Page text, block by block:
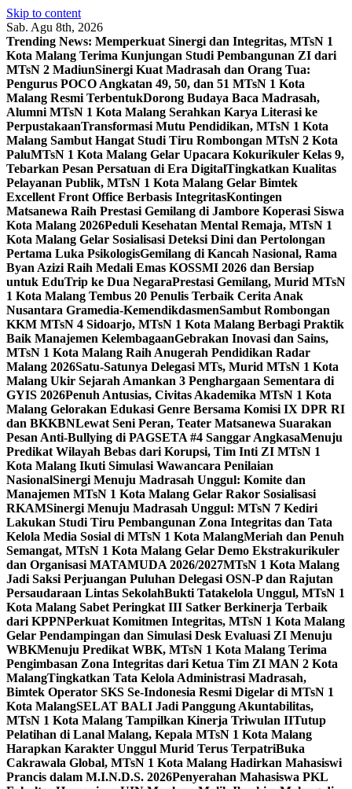
Skip to content
Sab. Agu 8th, 2026
Trending News: Memperkuat Sinergi dan Integritas, MTsN 1
Kota Malang Terima Kunjungan Studi Pembangunan ZI dari
MTsN 2 MadiunSinergi Kuat Madrasah dan Orang Tua:
Pengurus POCO Angkatan 49, 50, dan 51 MTsN 1 Kota
Malang Resmi TerbentukDorong Budaya Baca Madrasah,
Alumni MTsN 1 Kota Malang Serahkan Karya Literasi ke
PerpustakaanTransformasi Mutu Pendidikan, MTsN 1 Kota
Malang Sambut Hangat Studi Tiru Rombongan MTsN 2 Kota
PaluMTsN 1 Kota Malang Gelar Upacara Kokurikuler Kelas 9,
Tebarkan Pesan Persatuan di Era DigitalTingkatkan Kualitas
Pelayanan Publik, MTsN 1 Kota Malang Gelar Bimtek
Excellent Front Office Berbasis IntegritasKontingen
Matsanewa Raih Prestasi Gemilang di Jambore Koperasi Siswa
Kota Malang 2026Peduli Kesehatan Mental Remaja, MTsN 1
Kota Malang Gelar Sosialisasi Deteksi Dini dan Pertolongan
Pertama Luka PsikologisGemilang di Kancah Nasional, Rama
Byan Azizi Raih Medali Emas KOSSMI 2026 dan Bersiap
untuk EduTrip ke Dua NegaraPrestasi Gemilang, Murid MTsN
1 Kota Malang Tembus 20 Penulis Terbaik Cerita Anak
Nusantara Gramedia-KemendikdasmenSambut Rombongan
KKM MTsN 4 Sidoarjo, MTsN 1 Kota Malang Berbagi Praktik
Baik Manajemen KelembagaanGebrakan Inovasi dan Sains,
MTsN 1 Kota Malang Raih Anugerah Pendidikan Radar
Malang 2026Satu-Satunya Delegasi MTs, Murid MTsN 1 Kota
Malang Ukir Sejarah Amankan 3 Penghargaan Sementara di
GYIS 2026Penuh Antusias, Civitas Akademika MTsN 1 Kota
Malang Gelorakan Edukasi Genre Bersama Komisi IX DPR RI
dan BKKBNLewat Seni Peran, Teater Matsanewa Suarakan
Pesan Anti-Bullying di PAGSETA #4 Sanggar AngkasaMenuju
Predikat Wilayah Bebas dari Korupsi, Tim Inti ZI MTsN 1
Kota Malang Ikuti Simulasi Wawancara Penilaian
NasionalSinergi Menuju Madrasah Unggul: Komite dan
Manajemen MTsN 1 Kota Malang Gelar Rakor Sosialisasi
RKAMSinergi Menuju Madrasah Unggul: MTsN 7 Kediri
Lakukan Studi Tiru Pembangunan Zona Integritas dan Tata
Kelola Media Sosial di MTsN 1 Kota MalangMeriah dan Penuh
Semangat, MTsN 1 Kota Malang Gelar Demo Ekstrakurikuler
dan Organisasi MATAMUDA 2026/2027MTsN 1 Kota Malang
Jadi Saksi Perjuangan Puluhan Delegasi OSN-P dan Rajutan
Persaudaraan Lintas SekolahBukti Tatakelola Unggul, MTsN 1
Kota Malang Sabet Peringkat III Satker Berkinerja Terbaik
dari KPPNPerkuat Komitmen Integritas, MTsN 1 Kota Malang
Gelar Pendampingan dan Simulasi Desk Evaluasi ZI Menuju
WBKMenuju Predikat WBK, MTsN 1 Kota Malang Terima
Pengimbasan Zona Integritas dari Ketua Tim ZI MAN 2 Kota
MalangTingkatkan Tata Kelola Administrasi Madrasah,
Bimtek Operator SKS Se-Indonesia Resmi Digelar di MTsN 1
Kota MalangSELAT BALI Jadi Panggung Akuntabilitas,
MTsN 1 Kota Malang Tampilkan Kinerja Triwulan IITutup
Pelatihan di Lanal Malang, Kepala MTsN 1 Kota Malang
Harapkan Karakter Unggul Murid Terus TerpatriBuka
Cakrawala Global, MTsN 1 Kota Malang Hadirkan Mahasiswi
Prancis dalam M.I.N.D.S. 2026Penyerahan Mahasiswa PKL